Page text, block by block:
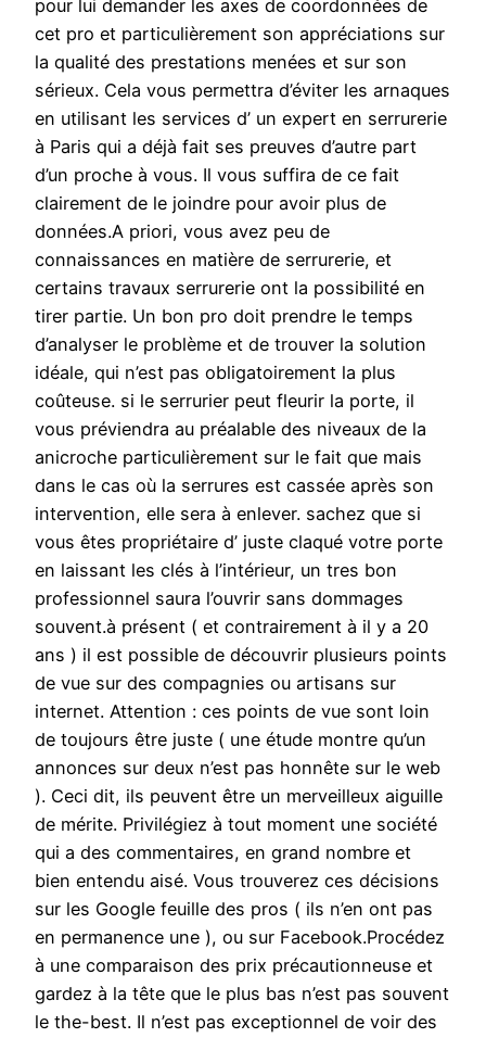
pour lui demander les axes de coordonnées de
cet pro et particulièrement son appréciations sur
la qualité des prestations menées et sur son
sérieux. Cela vous permettra d’éviter les arnaques
en utilisant les services d’ un expert en serrurerie
à Paris qui a déjà fait ses preuves d’autre part
d’un proche à vous. Il vous suffira de ce fait
clairement de le joindre pour avoir plus de
données.A priori, vous avez peu de
connaissances en matière de serrurerie, et
certains travaux serrurerie ont la possibilité en
tirer partie. Un bon pro doit prendre le temps
d’analyser le problème et de trouver la solution
idéale, qui n’est pas obligatoirement la plus
coûteuse. si le serrurier peut fleurir la porte, il
vous préviendra au préalable des niveaux de la
anicroche particulièrement sur le fait que mais
dans le cas où la serrures est cassée après son
intervention, elle sera à enlever. sachez que si
vous êtes propriétaire d’ juste claqué votre porte
en laissant les clés à l’intérieur, un tres bon
professionnel saura l’ouvrir sans dommages
souvent.à présent ( et contrairement à il y a 20
ans ) il est possible de découvrir plusieurs points
de vue sur des compagnies ou artisans sur
internet. Attention : ces points de vue sont loin
de toujours être juste ( une étude montre qu’un
annonces sur deux n’est pas honnête sur le web
). Ceci dit, ils peuvent être un merveilleux aiguille
de mérite. Privilégiez à tout moment une société
qui a des commentaires, en grand nombre et
bien entendu aisé. Vous trouverez ces décisions
sur les Google feuille des pros ( ils n’en ont pas
en permanence une ), ou sur Facebook.Procédez
à une comparaison des prix précautionneuse et
gardez à la tête que le plus bas n’est pas souvent
le the-best. Il n’est pas exceptionnel de voir des